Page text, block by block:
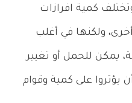
كمية افرازات
ولكنها في أغلب
يمكن للحمل أو تغيير
يؤثروا على كمية وقوام